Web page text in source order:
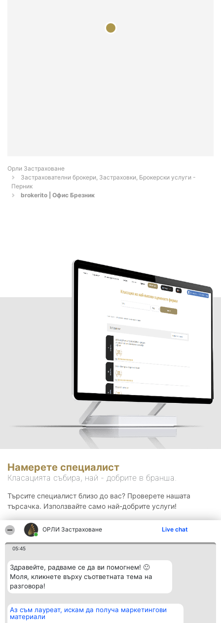
ОРЛИ Застраховане Live chat
05:45
Здравейте, радваме се да ви помогнем! 🙂
Моля, кликнете върху съответната тема на
разговора!
Аз съм лауреат, искам да получа маркетингови
материали
Орли Застраховане
Застрахователни брокери, Застраховки, Брокерски услуги -
Перник
brokerito | Офис Брезник
Намерете специалист
Класацията събира, най - добрите в бранша.
Търсите специалист близо до вас? Проверете нашата
търсачка. Използвайте само най-добрите услуги!
Организатор на
класиране
Класация Контакти